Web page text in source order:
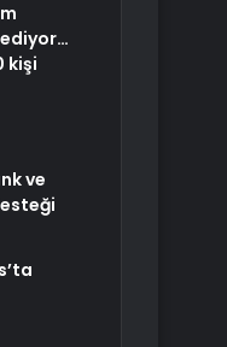
kişi
ve